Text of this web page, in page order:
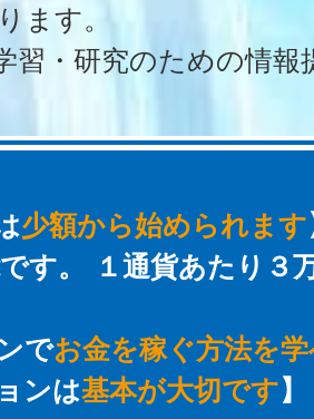
ます。
・研究のための情
少額から始められます
す。 １通貨あたり３
でお金を稼ぐ方法を
ンは基本が大切です】